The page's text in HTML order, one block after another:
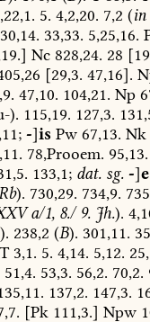
5. 4,2,20. 7,2 (in
30,14. 33,33. 5,25,16.
Nc828,24. 28
[29,3. 47,16].
47,10. 104,21. Np
). 115,19. 127,3.
-]isPw67,13. Nk
78,Prooem. 95,13.
133,1; dat.sg. -]e
). 730,29. 734,9.
a/1,8./ 9.Jh.).
). 238,2 (B). 301,11.
T3,1. 5. 4,14. 5,12.
51,4. 53,3. 56,2. 70,2.
137,2. 147,3.
[Pk111,3.] Npw